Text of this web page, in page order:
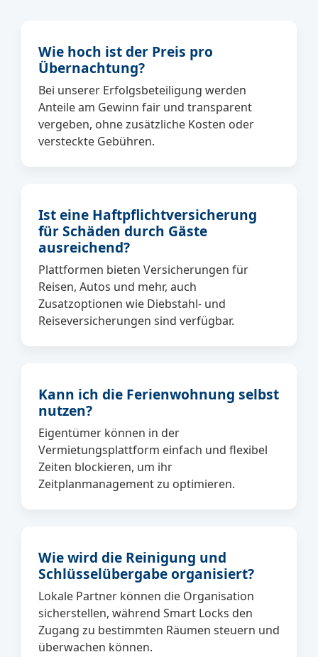
Wie hoch ist der Preis pro
Übernachtung?
Bei unserer Erfolgsbeteiligung werden
Anteile am Gewinn fair und transparent
vergeben, ohne zusätzliche Kosten oder
versteckte Gebühren.
Ist eine Haftpflichtversicherung
für Schäden durch Gäste
ausreichend?
Plattformen bieten Versicherungen für
Reisen, Autos und mehr, auch
Zusatzoptionen wie Diebstahl- und
Reiseversicherungen sind verfügbar.
Kann ich die Ferienwohnung selbst
nutzen?
Eigentümer können in der
Vermietungsplattform einfach und flexibel
Zeiten blockieren, um ihr
Zeitplanmanagement zu optimieren.
Wie wird die Reinigung und
Schlüsselübergabe organisiert?
Lokale Partner können die Organisation
sicherstellen, während Smart Locks den
Zugang zu bestimmten Räumen steuern und
überwachen können.